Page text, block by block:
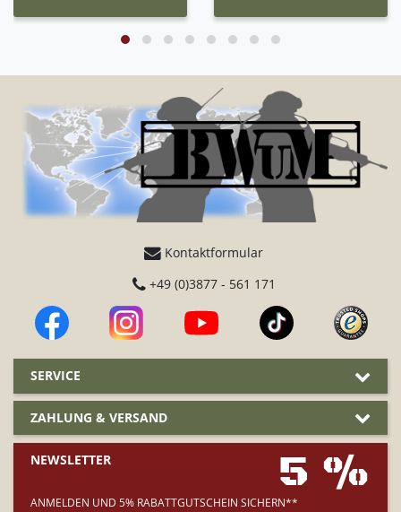
Kontaktformular
+49 (0)3877 - 561 171
SERVICE
ZAHLUNG & VERSAND
NEWSLETTER 5 %
ANMELDEN UND 5% RABATTGUTSCHEIN SICHERN**